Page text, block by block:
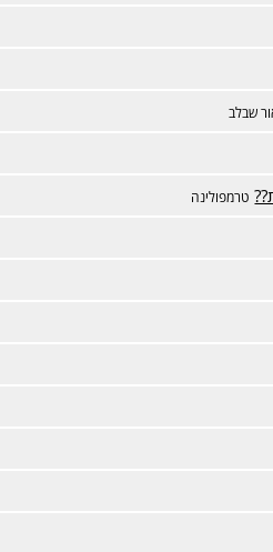
שבלב
טרמפולינה